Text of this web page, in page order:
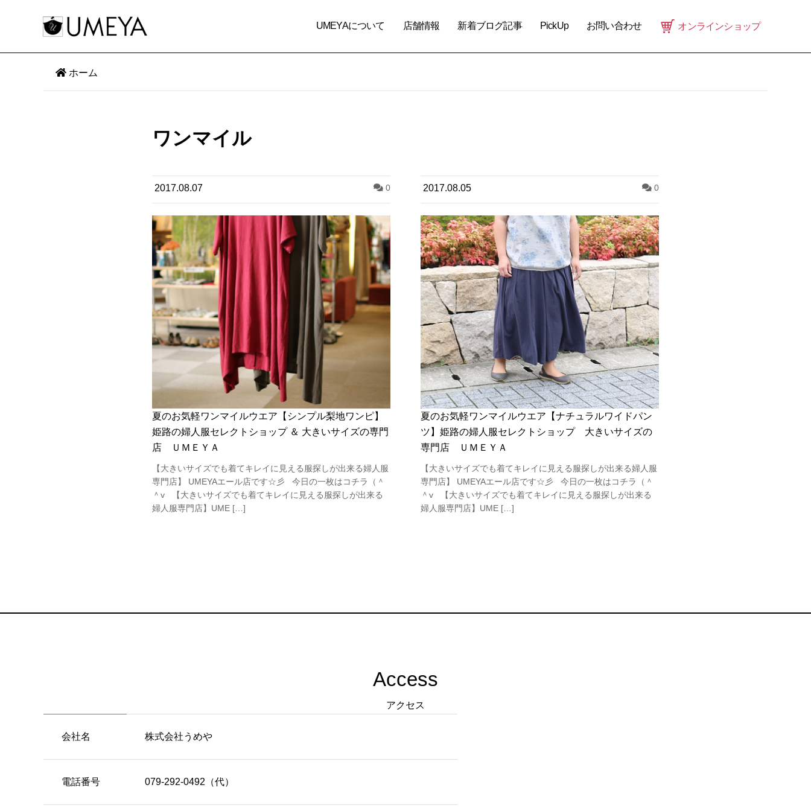
UMEYAについて 店舗情報 新着ブログ記事 PickUp お問い合わせ オンラインショップ
ホーム
ワンマイル
2017.08.07 0
夏のお気軽ワンマイルウエア【シンプル梨地ワンピ】
姫路の婦人服セレクトショップ ＆ 大きいサイズの専門
店 ＵＭＥＹＡ
【大きいサイズでも着てキレイに見える服探しが出来る婦人服
専門店】 UMEYAエール店です☆彡 今日の一枚はコチラ（＾
＾v 【大きいサイズでも着てキレイに見える服探しが出来る
婦人服専門店】UME […]
2017.08.05 0
夏のお気軽ワンマイルウエア【ナチュラルワイドパン
ツ】姫路の婦人服セレクトショップ 大きいサイズの
専門店 ＵＭＥＹＡ
【大きいサイズでも着てキレイに見える服探しが出来る婦人服
専門店】 UMEYAエール店です☆彡 今日の一枚はコチラ（＾
＾v 【大きいサイズでも着てキレイに見える服探しが出来る
婦人服専門店】UME […]
Access
アクセス
会社名 株式会社うめや
電話番号 079-292-0492（代）